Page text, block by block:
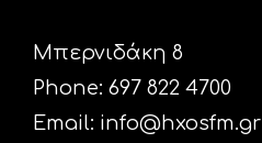
Μπερνιδάκη 8
Phone: 697 822 4700
Email: info@hxosfm.gr